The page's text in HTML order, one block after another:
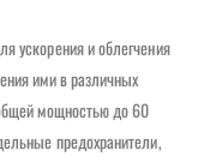
ускорения и облегчения
ими в различных
мощностью до 60
предохранители,